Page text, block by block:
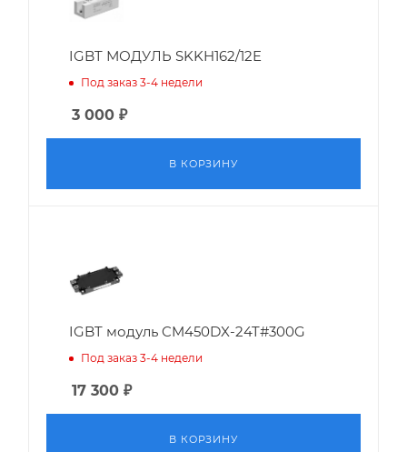
IGBT МОДУЛЬ SKKH162/12E
Под заказ 3-4 недели
3 000 ₽
В КОРЗИНУ
IGBT модуль CM450DX-24T#300G
Под заказ 3-4 недели
17 300 ₽
В КОРЗИНУ